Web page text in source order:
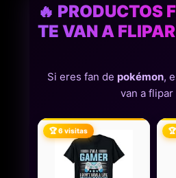
🔥 PRODUCTOS
TE VAN A FLIPAR
Si eres fan de pokémon,
van a flipar
🏆 6 visitas